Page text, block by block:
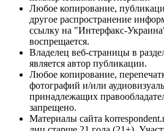
Любое копирование,
другое распространение
ссылку на "Интерфакс-
воспрещается.
Владелец веб-страницы в
является автор публикации.
Любое копирование,
фотографий и/или
принадлежащих
запрещено.
Материалы сайта